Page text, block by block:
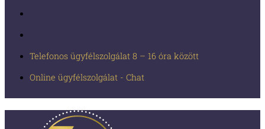
Telefonos ügyfélszolgálat 8 – 16 óra között
Online ügyfélszolgálat - Chat